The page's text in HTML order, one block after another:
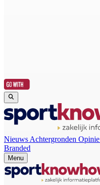
Nieuws Achtergronden Opinie
Branded
Menu